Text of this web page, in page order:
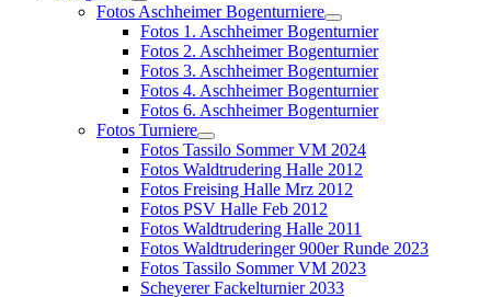
Fotos Aschheimer Bogenturniere
Fotos 1. Aschheimer Bogenturnier
Fotos 2. Aschheimer Bogenturnier
Fotos 3. Aschheimer Bogenturnier
Fotos 4. Aschheimer Bogenturnier
Fotos 6. Aschheimer Bogenturnier
Fotos Turniere
Fotos Tassilo Sommer VM 2024
Fotos Waldtrudering Halle 2012
Fotos Freising Halle Mrz 2012
Fotos PSV Halle Feb 2012
Fotos Waldtrudering Halle 2011
Fotos Waldtruderinger 900er Runde 2023
Fotos Tassilo Sommer VM 2023
Scheyerer Fackelturnier 2033